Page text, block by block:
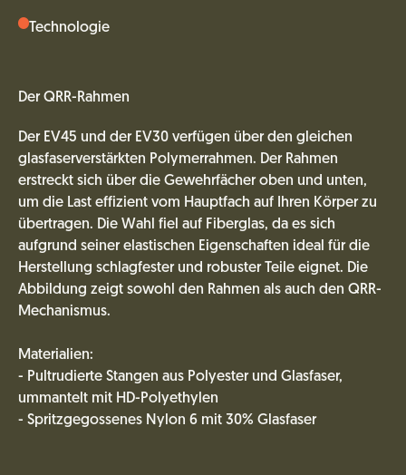
Technologie
Der QRR-Rahmen
Der EV45 und der EV30 verfügen über den gleichen
glasfaserverstärkten Polymerrahmen. Der Rahmen
erstreckt sich über die Gewehrfächer oben und unten,
um die Last effizient vom Hauptfach auf Ihren Körper zu
übertragen. Die Wahl fiel auf Fiberglas, da es sich
aufgrund seiner elastischen Eigenschaften ideal für die
Herstellung schlagfester und robuster Teile eignet. Die
Abbildung zeigt sowohl den Rahmen als auch den QRR-
Mechanismus.
Materialien:
- Pultrudierte Stangen aus Polyester und Glasfaser,
ummantelt mit HD-Polyethylen
- Spritzgegossenes Nylon 6 mit 30% Glasfaser